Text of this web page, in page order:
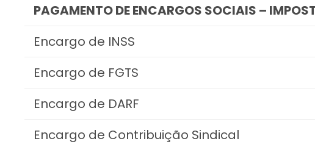
PAGAMENTO DE ENCARGOS SOCIAIS –
Encargo de INSS
Encargo de FGTS
Encargo de DARF
Encargo de Contribuição Sindical